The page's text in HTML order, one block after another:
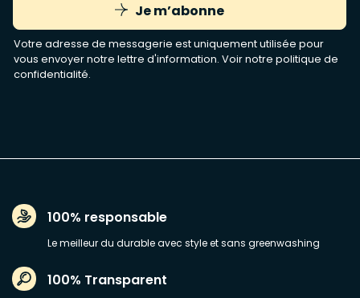
Je m’abonne
Votre adresse de messagerie est uniquement utilisée pour
vous envoyer notre lettre d'information. Voir notre politique de
confidentialité.
100% responsable
Le meilleur du durable avec style et sans greenwashing
100% Transparent